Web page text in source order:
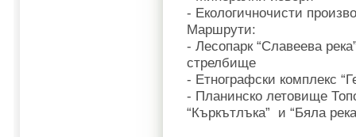
- Екологичночисти
Маршрути:
- Лесопарк “Славеева
стрелбище
- Етнографски комплекс
- Планинско летовище
“Къркътлъка” и “Бяла